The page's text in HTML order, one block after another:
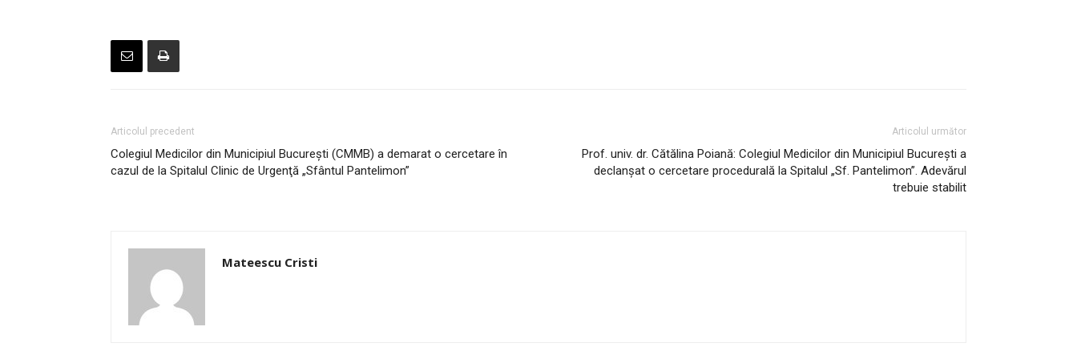
Articolul precedent
Colegiul Medicilor din Municipiul Bucureşti (CMMB) a demarat o cercetare în
cazul de la Spitalul Clinic de Urgenţă „Sfântul Pantelimon”
Articolul următor
Prof. univ. dr. Cătălina Poiană: Colegiul Medicilor din Municipiul București a
declanşat o cercetare procedurală la Spitalul „Sf. Pantelimon”. Adevărul
trebuie stabilit
Mateescu Cristi